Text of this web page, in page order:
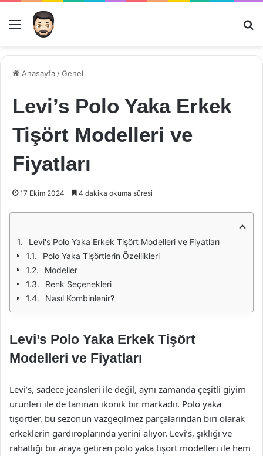
Menü
Anasayfa /Genel
Levi’s Polo Yaka Erkek
Tişört Modelleri ve
Fiyatları
17 Ekim 2024 4 dakika okuma süresi
Levi's Polo Yaka Erkek Tişört Modelleri ve Fiyatları
Polo Yaka Tişörtlerin Özellikleri
Modeller
Renk Seçenekleri
Nasıl Kombinlenir?
Levi’s Polo Yaka Erkek Tişört
Modelleri ve Fiyatları
Levi’s, sadece jeansleri ile değil, aynı zamanda çeşitli giyim
ürünleri ile de tanınan ikonik bir markadır. Polo yaka
tişörtler, bu sezonun vazgeçilmez parçalarından biri olarak
erkeklerin gardıroplarında yerini alıyor. Levi’s, şıklığı ve
rahatlığı bir araya getiren polo yaka tişört modelleri ile hem